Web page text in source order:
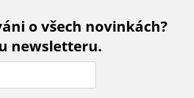
o všech novinkách?
newsletteru.